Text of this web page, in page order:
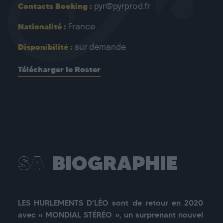
Contacts Booking : pyr@pyrprod.fr
Nationalité : France
Disponibilité : sur demande
Télécharger le Roster
SA BIOGRAPHIE
LES HURLEMENTS D'LÉO sont de retour en 2020
avec « MONDIAL STÉRÉO », un surprenant nouvel